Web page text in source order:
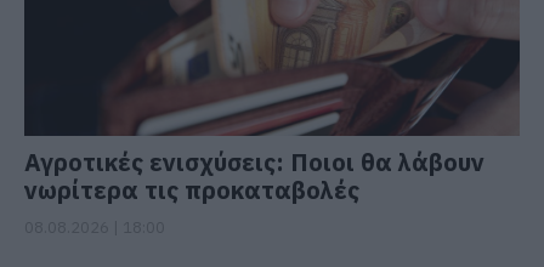
Αγροτικές ενισχύσεις: Ποιοι θα λάβουν
νωρίτερα τις προκαταβολές